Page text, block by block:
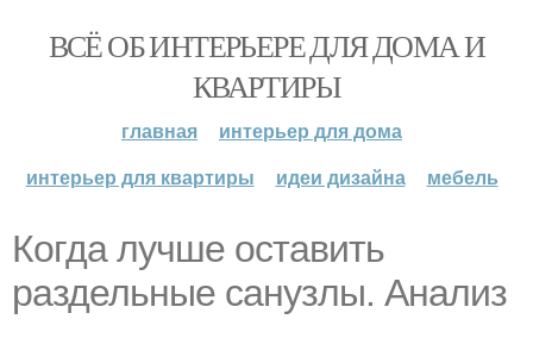
ВСЁ ОБ ИНТЕРЬЕРЕ ДЛЯ ДОМА И
КВАРТИРЫ
главная
интерьер для дома
интерьер для квартиры
идеи дизайна мебель
Когда лучше оставить
раздельные санузлы. Анализ